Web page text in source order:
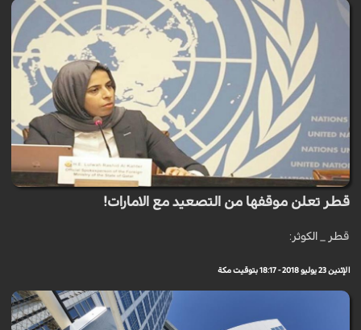
قطر تعلن موقفها من التصعيد مع الامارات!
قطر _ الكوثر:
الإثنين 23 يوليو 2018 - 18:17 بتوقيت مكة